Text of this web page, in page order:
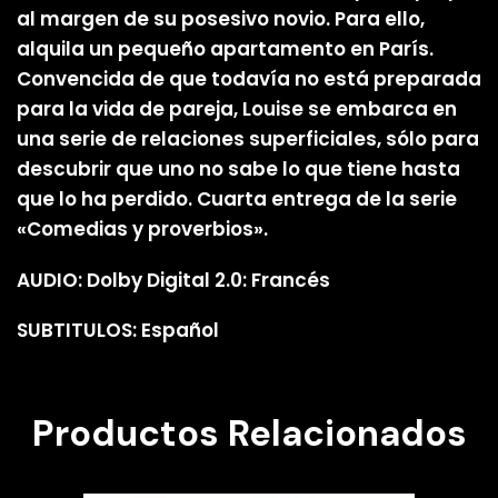
al margen de su posesivo novio. Para ello,
alquila un pequeño apartamento en París.
Convencida de que todavía no está preparada
para la vida de pareja, Louise se embarca en
una serie de relaciones superficiales, sólo para
descubrir que uno no sabe lo que tiene hasta
que lo ha perdido. Cuarta entrega de la serie
«Comedias y proverbios».
AUDIO: Dolby Digital 2.0: Francés
SUBTITULOS: Español
Productos Relacionados